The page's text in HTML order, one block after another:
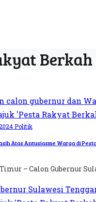
Berkah
Politik
Atas Antusiasme Warga di
– Calon Gubernur